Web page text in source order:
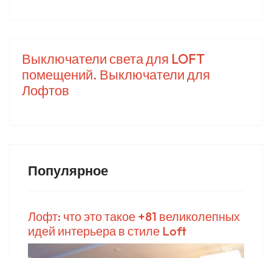
Выключатели света для LOFT
помещений. Выключатели для
Лофтов
Популярное
Лофт: что это такое +81 великолепных
идей интерьера в стиле Loft